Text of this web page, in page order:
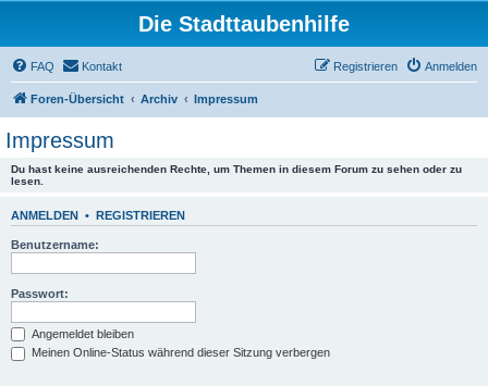
Die Stadttaubenhilfe
FAQ Kontakt Anmelden
Registrieren
Foren-Übersicht Archiv Impressum
Impressum
Du hast keine ausreichenden Rechte, um Themen in diesem Forum zu sehen oder zu
lesen.
ANMELDEN • REGISTRIEREN
Benutzername:
Passwort:
Angemeldet bleiben
Meinen Online-Status während dieser Sitzung verbergen